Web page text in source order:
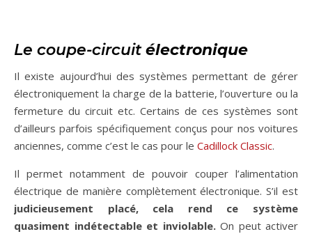
Le coupe-circuitélectronique
Il existe aujourd’hui des systèmes permettant de gérer
électroniquement la charge de la batterie, l’ouverture ou la
fermeture du circuit etc. Certains de ces systèmes sont
d’ailleurs parfois spécifiquement conçus pour nos voitures
anciennes, comme c’est le cas pour le Cadillock Classic.
Il permet notamment de pouvoir couper l’alimentation
électrique de manière complètement électronique. S’il est
judicieusement placé, cela rend ce système
quasiment indétectable et inviolable.On peut activer